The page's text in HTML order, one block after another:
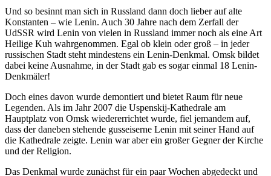
Und so besinnt man sich in Russland dann doch lieber auf alte
Konstanten – wie Lenin. Auch 30 Jahre nach dem Zerfall der
UdSSR wird Lenin von vielen in Russland immer noch als eine Art
Heilige Kuh wahrgenommen. Egal ob klein oder groß – in jeder
russischen Stadt steht mindestens ein Lenin-Denkmal. Omsk bildet
dabei keine Ausnahme, in der Stadt gab es sogar einmal 18 Lenin-
Denkmäler!
Doch eines davon wurde demontiert und bietet Raum für neue
Legenden. Als im Jahr 2007 die Uspenskij-Kathedrale am
Hauptplatz von Omsk wiedererrichtet wurde, fiel jemandem auf,
dass der daneben stehende gusseiserne Lenin mit seiner Hand auf
die Kathedrale zeigte. Lenin war aber ein großer Gegner der Kirche
und der Religion.
Das Denkmal wurde zunächst für ein paar Wochen abgedeckt und